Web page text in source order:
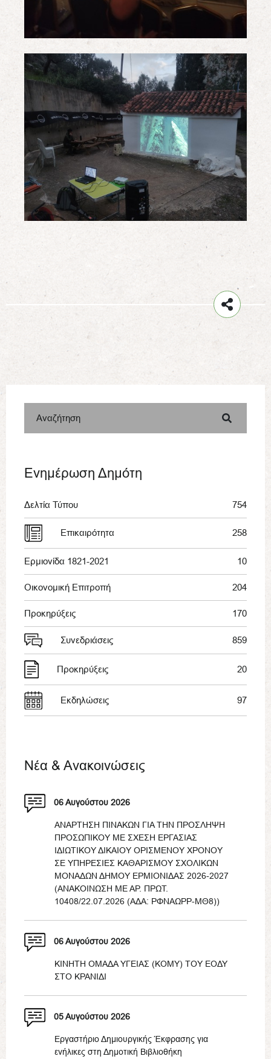
Αναζήτηση
Ενημέρωση Δημότη
Δελτία Τύπου 754
Επικαιρότητα 258
Ερμιονίδα 1821-2021 10
Οικονομική Επιτροπή 204
Προκηρύξεις 170
Συνεδριάσεις 859
Προκηρύξεις 20
Εκδηλώσεις 97
Νέα & Ανακοινώσεις
06 Αυγούστου 2026
ΑΝΑΡΤΗΣΗ ΠΙΝΑΚΩΝ ΓΙΑ ΤΗΝ ΠΡΟΣΛΗΨΗ
ΠΡΟΣΩΠΙΚΟΥ ΜΕ ΣΧΕΣΗ ΕΡΓΑΣΙΑΣ
ΙΔΙΩΤΙΚΟΥ ΔΙΚΑΙΟΥ ΟΡΙΣΜΕΝΟΥ ΧΡΟΝΟΥ
ΣΕ ΥΠΗΡΕΣΙΕΣ ΚΑΘΑΡΙΣΜΟΥ ΣΧΟΛΙΚΩΝ
ΜΟΝΑΔΩΝ ΔΗΜΟΥ ΕΡΜΙΟΝΙΔΑΣ 2026-2027
(ΑΝΑΚΟΙΝΩΣΗ ΜΕ ΑΡ. ΠΡΩΤ.
10408/22.07.2026 (ΑΔΑ: ΡΦΝΑΩΡΡ-ΜΘ8))
06 Αυγούστου 2026
ΚΙΝΗΤΗ ΟΜΑΔΑ ΥΓΕΙΑΣ (ΚΟΜΥ) ΤΟΥ ΕΟΔΥ
ΣΤΟ ΚΡΑΝΙΔΙ
05 Αυγούστου 2026
Εργαστήριο Δημιουργικής Έκφρασης για
ενήλικες στη Δημοτική Βιβλιοθήκη